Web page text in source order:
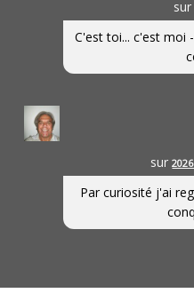
sur
C'est toi... c'est moi
sur
Par curiosité j'ai